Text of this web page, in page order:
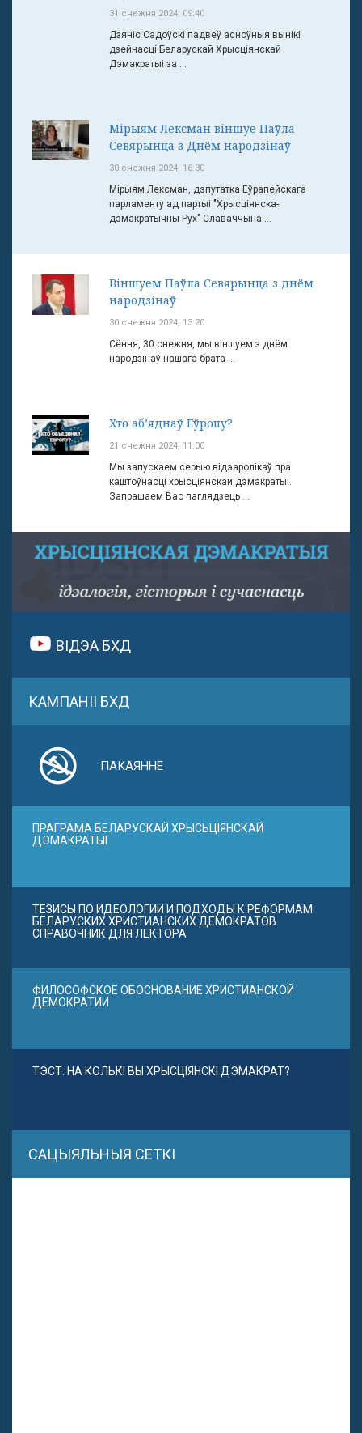
31 снежня 2024, 09:40
Дзяніс Садоўскі падвеў асноўныя вынікі
дзейнасці Беларускай Хрысціянскай
Дэмакратыі за ...
Мірыям Лексман віншуе Паўла
Севярынца з Днём народзінаў
30 снежня 2024, 16:30
Мірыям Лексман, дэпутатка Еўрапейскага
парламенту ад партыі "Хрысціянска-
дэмакратычны Рух" Славаччына ...
Віншуем Паўла Севярынца з днём
народзінаў
30 снежня 2024, 13:20
Сёння, 30 снежня, мы віншуем з днём
народзінаў нашага брата ...
Хто аб’яднаў Еўропу?
21 снежня 2024, 11:00
Мы запускаем серыю відэаролікаў пра
каштоўнасці хрысціянскай дэмакратыі.
Запрашаем Вас паглядзець ...
ВІДЭА БХД
КАМПАНІІ БХД
ПАКАЯННЕ
ПРАГРАМА БЕЛАРУСКАЙ ХРЫСЬЦІЯНСКАЙ
ДЭМАКРАТЫІ
ТЕЗИСЫ ПО ИДЕОЛОГИИ И ПОДХОДЫ К РЕФОРМАМ
БЕЛАРУСКИХ ХРИСТИАНСКИХ ДЕМОКРАТОВ.
СПРАВОЧНИК ДЛЯ ЛЕКТОРА
ФИЛОСОФСКОЕ ОБОСНОВАНИЕ ХРИСТИАНСКОЙ
ДЕМОКРАТИИ
ТЭСТ. НА КОЛЬКІ ВЫ ХРЫСЦІЯНСКІ ДЭМАКРАТ?
САЦЫЯЛЬНЫЯ СЕТКІ